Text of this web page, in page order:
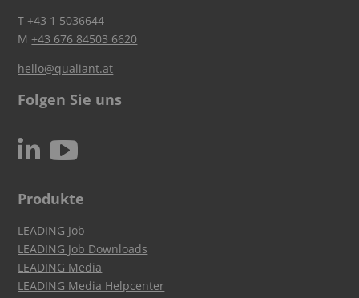
T+43 1 5036644
M+43 676 84503 6620
hello@qualiant.at
Folgen Sie uns
N c
Produkte
LEADING Job
LEADING Job Downloads
LEADING Media
LEADING Media Helpcenter